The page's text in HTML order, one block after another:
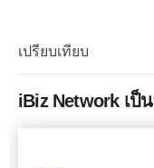
การจัดเก็บ
เปรียบเทียบ
iBiz Network เป็